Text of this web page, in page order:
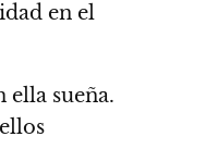
en el
ella sueña.